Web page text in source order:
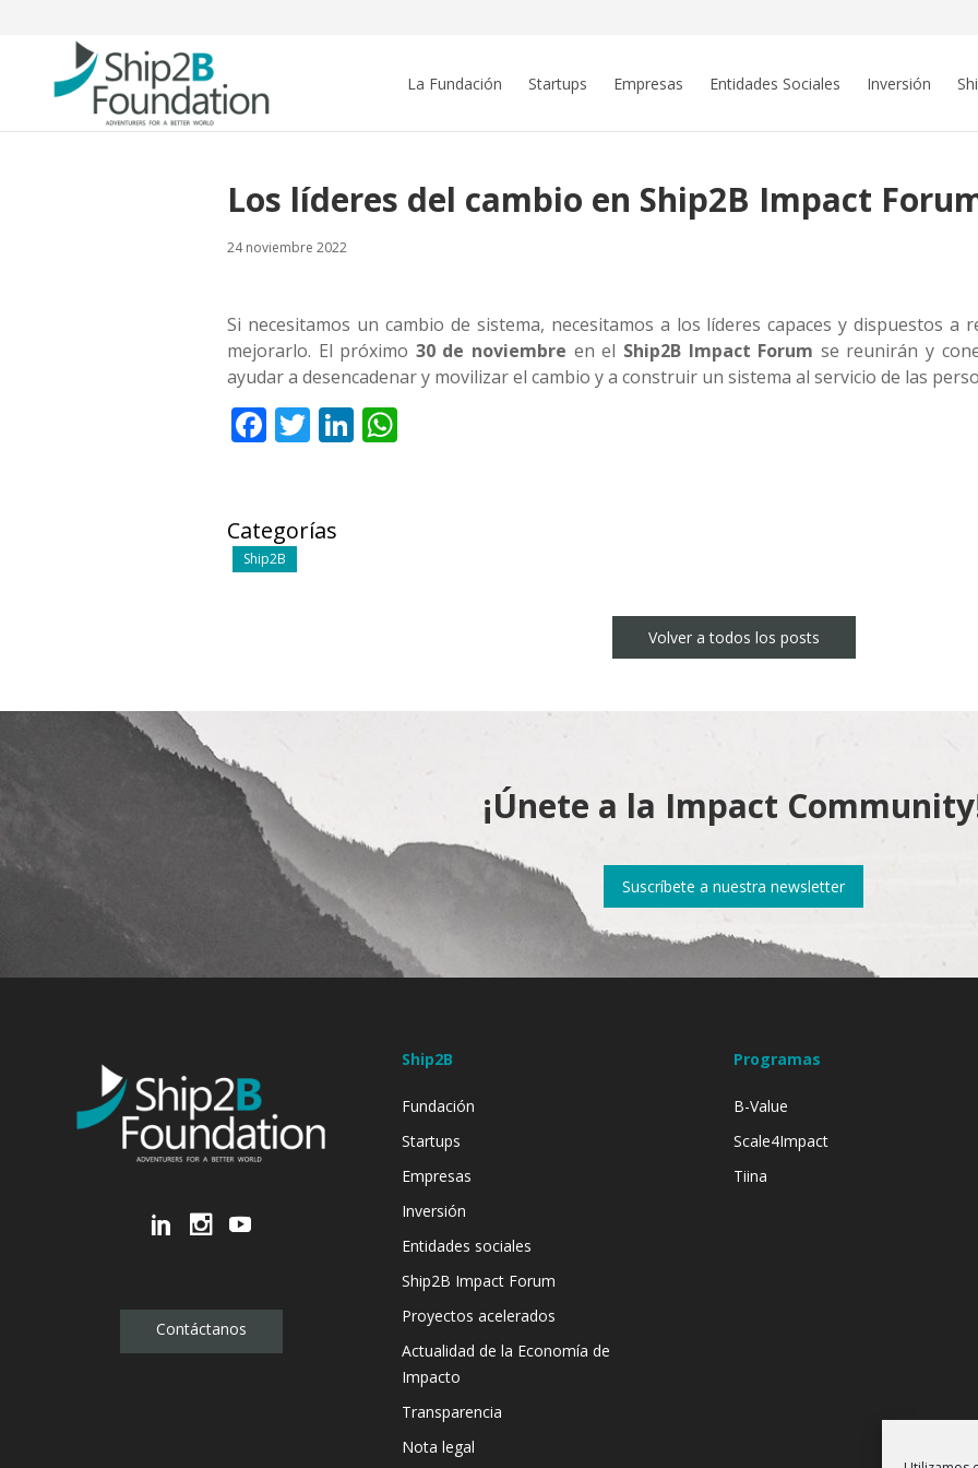
La Fundación Startups Empresas Entidades Sociales Inversión
Los líderes del cambio en Ship2B Impact
24 noviembre 2022
Si necesitamos un cambio de sistema, necesitamos a los líderes capaces y dispuestos
mejorarlo. El próximo 30 de noviembre en el Ship2B Impact Forum se reunirán y
ayudar a desencadenar y movilizar el cambio y a construir un sistema al servicio de las
Facebook
TwitterLinkedIn
Categorías
Ship2B
Volver a todos los posts
¡Únete a la Impact
Suscríbete a nuestra newsletter
Contáctanos
Ship2B
Fundación
Startups
Empresas
Inversión
Entidades sociales
Ship2B Impact Forum
Proyectos acelerados
Actualidad de la Economía de
Impacto
Transparencia
Nota legal
Programas
B-Value
Scale4Impact
Tiina